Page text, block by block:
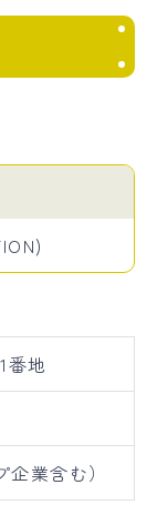
番地
業含む）